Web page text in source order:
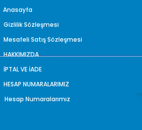
Anasayfa
Gizlilik Sözleşmesi
Mesafeli Satış Sözleşmesi
HAKKIMIZDA
İPTAL VE İADE
HESAP NUMARALARIMIZ
Hesap Numaralarımız